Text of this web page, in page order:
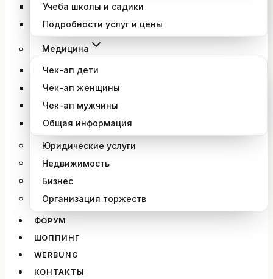
Учеба школы и садики
Подробности услуг и цены
Медицина
Чек-ап дети
Чек-ап женщины
Чек-ап мужчины
Общая информация
Юридические услуги
Недвижимость
Бизнес
Организация торжеств
ФОРУМ
ШОППИНГ
WERBUNG
КОНТАКТЫ